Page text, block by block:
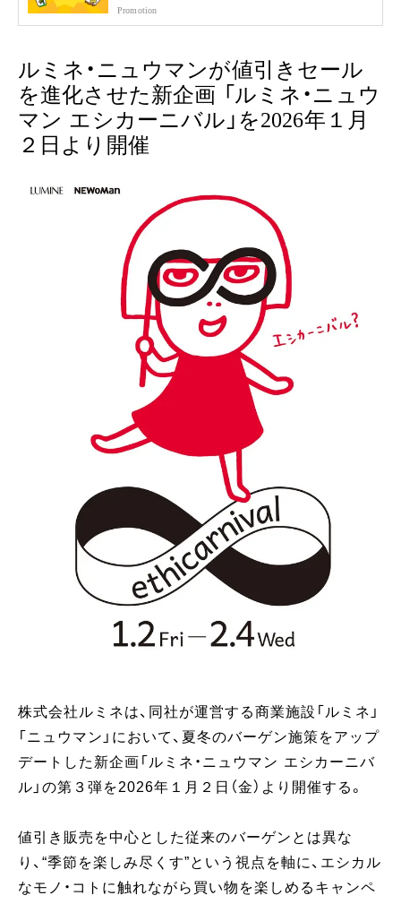
Promotion
ルミネ・ニュウマンが値引きセール
を進化させた新企画 「ルミネ・ニュウ
マン エシカーニバル」を2026年１月
２日より開催
株式会社ルミネは、同社が運営する商業施設「ルミネ」
「ニュウマン」において、夏冬のバーゲン施策をアップ
デートした新企画「ルミネ・ニュウマン エシカーニバ
ル」の第３弾を2026年１月２日（金）より開催する。
値引き販売を中心とした従来のバーゲンとは異な
り、“季節を楽しみ尽くす”という視点を軸に、エシカル
なモノ・コトに触れながら買い物を楽しめるキャンペ